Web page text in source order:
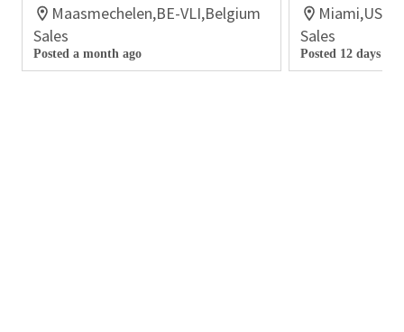
Maasmechelen,BE-VLI,Belgium
Sales
Posted a month ago
Miami,US-
Sales
Posted 12 days ago